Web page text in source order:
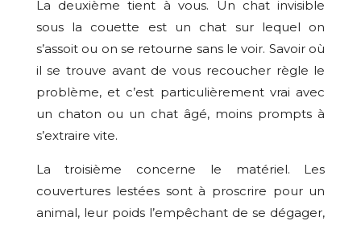
La deuxième tient à vous. Un chat invisible
sous la couette est un chat sur lequel on
s’assoit ou on se retourne sans le voir. Savoir où
il se trouve avant de vous recoucher règle le
problème, et c’est particulièrement vrai avec
un chaton ou un chat âgé, moins prompts à
s’extraire vite.
La troisième concerne le matériel. Les
couvertures lestées sont à proscrire pour un
animal, leur poids l’empêchant de se dégager,